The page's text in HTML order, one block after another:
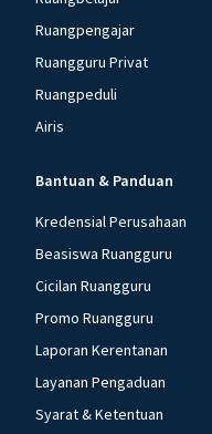
Ruangpengajar
Ruangguru Privat
Ruangpeduli
Airis
Bantuan & Panduan
Kredensial Perusahaan
Beasiswa Ruangguru
Cicilan Ruangguru
Promo Ruangguru
Laporan Kerentanan
Layanan Pengaduan
Syarat & Ketentuan